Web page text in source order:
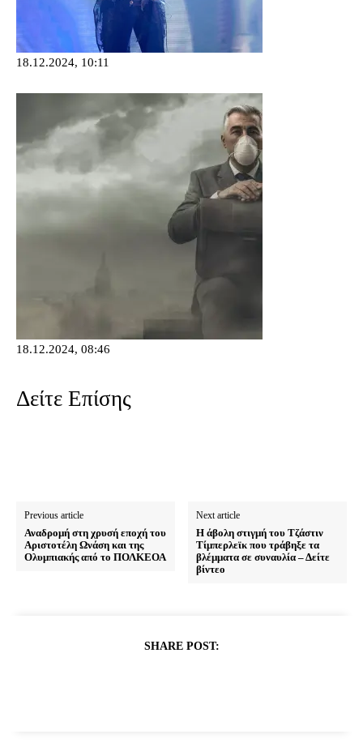
18.12.2024, 10:11
18.12.2024, 08:46
Δείτε Επίσης
Previous article
Αναδρομή στη χρυσή εποχή του
Αριστοτέλη Ωνάση και της
Ολυμπιακής από το ΠΟΛΚΕΟΑ
Next article
Η άβολη στιγμή του Τζάστιν
Τίμπερλεϊκ που τράβηξε τα
βλέμματα σε συναυλία – Δείτε
βίντεο
SHARE POST: